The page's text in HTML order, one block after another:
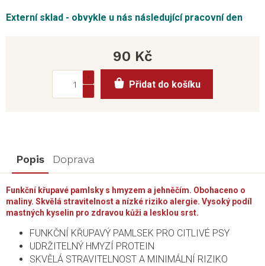
Externí sklad - obvykle u nás následující pracovní den
90 Kč
cena:
Přidat do košíku
Popis Doprava
Funkční křupavé pamlsky s hmyzem a jehněčím. Obohaceno o
maliny. Skvělá stravitelnost a nízké riziko alergie. Vysoký podíl
mastných kyselin pro zdravou kůži a lesklou srst.
FUNKČNÍ KŘUPAVÝ PAMLSEK PRO CITLIVÉ PSY
UDRŽITELNÝ HMYZÍ PROTEIN
SKVĚLÁ STRAVITELNOST A MINIMÁLNÍ RIZIKO